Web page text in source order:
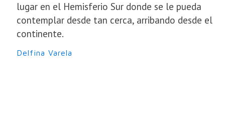
lugar en el Hemisferio Sur donde se le pueda
contemplar desde tan cerca, arribando desde el
continente.
Delfina Varela